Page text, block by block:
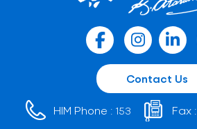
Contact Us
HIM Phone : 153 Fax :